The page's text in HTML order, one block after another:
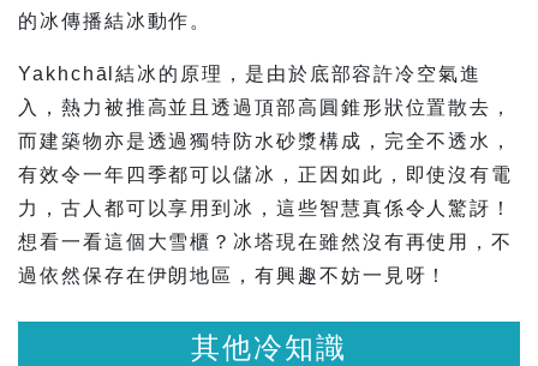
的冰傳播結冰動作。
Yakhchāl結冰的原理，是由於底部容許冷空氣進
入，熱力被推高並且透過頂部高圓錐形狀位置散去，
而建築物亦是透過獨特防水砂漿構成，完全不透水，
有效令一年四季都可以儲冰，正因如此，即使沒有電
力，古人都可以享用到冰，這些智慧真係令人驚訝！
想看一看這個大雪櫃？冰塔現在雖然沒有再使用，不
過依然保存在伊朗地區，有興趣不妨一見呀！
其他冷知識